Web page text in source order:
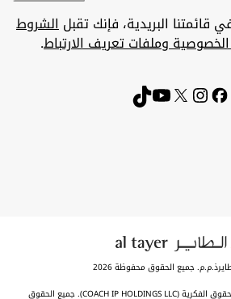
قائمتنا البريدية، فإنك تقبلالشروط
وملفات تعريف الارتباط.
جميع الحقوق محفوظة 2026
©2026 شركة كوتش لحفظ الحقوق الفكرية (COACH IP HOLDINGS LLC). جميع الحقوق